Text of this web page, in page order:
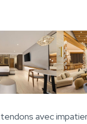
avec